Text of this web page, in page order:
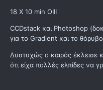
18 X 10 min OIII
CCDstack και Photoshop
για το Gradient και το
Δυστυχώς ο καιρός έκλεισε
ότι είχα πολλές ελπίδες να